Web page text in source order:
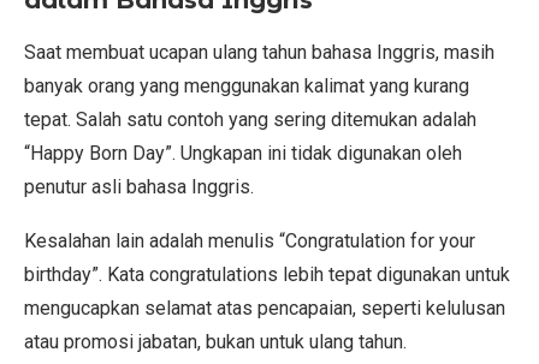
Saat membuat ucapan ulang tahun bahasa Inggris, masih
banyak orang yang menggunakan kalimat yang kurang
tepat. Salah satu contoh yang sering ditemukan adalah
“Happy Born Day”. Ungkapan ini tidak digunakan oleh
penutur asli bahasa Inggris.
Kesalahan lain adalah menulis “Congratulation for your
birthday”. Kata congratulations lebih tepat digunakan untuk
mengucapkan selamat atas pencapaian, seperti kelulusan
atau promosi jabatan, bukan untuk ulang tahun.